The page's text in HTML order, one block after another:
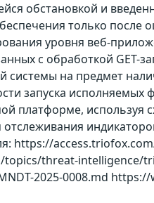
обстановкой и
только после
уровня веб-
с обработкой GET-
системы на предмет
запуска
платформе, используя
https://
threat-intelligence/
2025-0008.md